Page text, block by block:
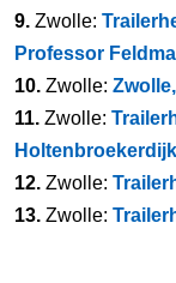
9. Zwolle:
Professor
10. Zwolle:
11. Zwolle:
Holtenbroekerdijk
12. Zwolle:
13. Zwolle: